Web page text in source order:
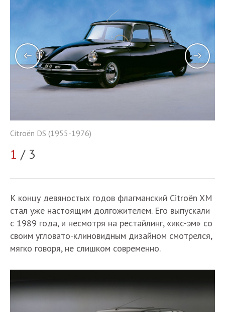
Citroёn DS (1955-1976)
1 / 3
К концу девяностых годов флагманский Citroёn XM
стал уже настоящим долгожителем. Его выпускали
с 1989 года, и несмотря на рестайлинг, «икс-эм» со
своим угловато-клиновидным дизайном смотрелся,
мягко говоря, не слишком современно.